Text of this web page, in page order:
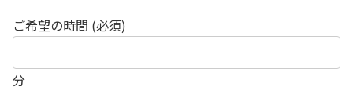
ご希望の時間 (必須)
分